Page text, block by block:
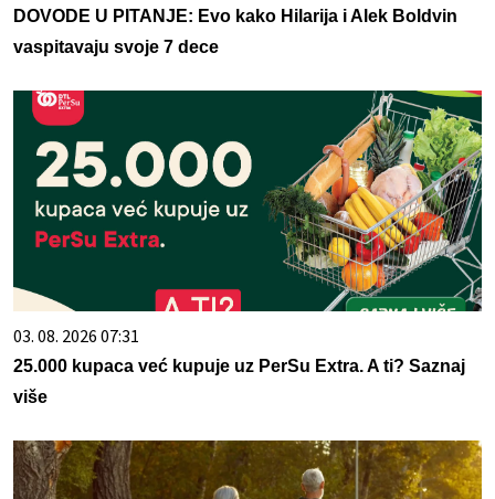
DOVODE U PITANJE: Evo kako Hilarija i Alek Boldvin
vaspitavaju svoje 7 dece
03. 08. 2026 07:31
25.000 kupaca već kupuje uz PerSu Extra. A ti? Saznaj
više